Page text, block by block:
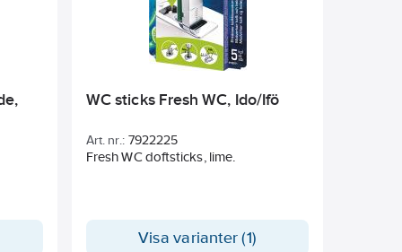
det
WC sticks Fresh WC, Ido/Ifö
Art. nr.: 7922225
Fresh WC doftsticks, lime.
Visa varianter (1)